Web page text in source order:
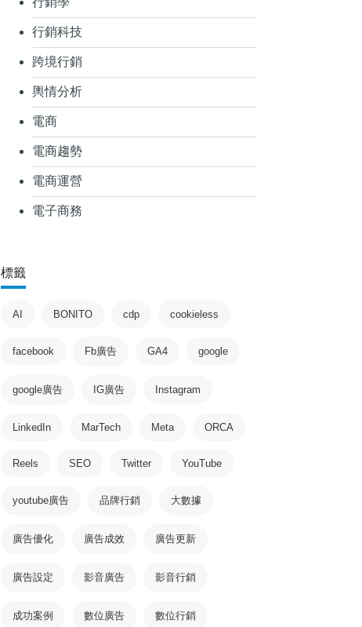
行銷科技
跨境行銷
輿情分析
電商
電商趨勢
電商運營
電子商務
標籤
AI BONITO cdp cookieless
facebook Fb廣告 GA4 google
google廣告 IG廣告 Instagram
LinkedIn MarTech Meta ORCA
Reels SEO Twitter YouTube
youtube廣告 品牌行銷 大數據
廣告優化 廣告成效 廣告更新
廣告設定 影音廣告 影音行銷
成功案例 數位廣告 數位行銷